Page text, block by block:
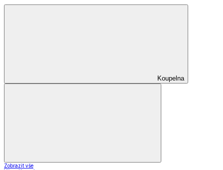
Koupelna
Zobrazit vše